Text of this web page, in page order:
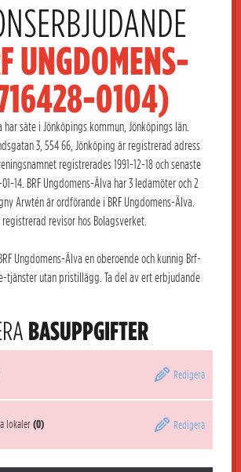
UNGDOMENS-
0104)
har säte i Jönköpings kommun, Jönköpings län.
3, 554 66, Jönköping är registrerad adress
registrerades 1991-12-18 och senaste
14. BRF Ungdomens-Älva har 3 ledamöter och 2
Arwtén är ordförande i BRF Ungdomens-Älva.
revisor hos Bolagsverket.
Ungdomens-Älva en oberoende och kunnig Brf-
tjänster utan pristillägg. Ta del av ert erbjudande
BASUPPGIFTER
Redigera
lokaler(0) Redigera